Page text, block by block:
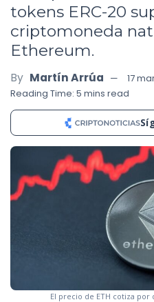
tokens ERC-20
criptomoneda
Ethereum.
By Martín Arrúa
17
Reading Time: 5 mins read
El precio de ETH cotiza por